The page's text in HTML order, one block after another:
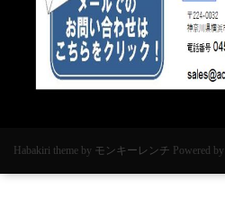
Habakiri theme by モンキーレンチ Powered by